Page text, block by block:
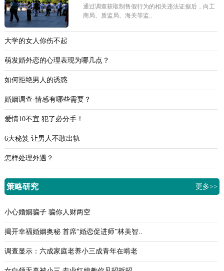
通过调查获取制售假行为的相关违法证据后，向工
商局、质监局、海关等监..
大学的女人你伤不起
萌发婚外恋的心理表现为哪几点？
如何拒绝男人的诱惑
婚姻调查-情感有哪些需要？
爱情10不宜 犯了必分手！
6大秘笈 让男人不敢出轨
怎样处理外遇？
策略研究 更多>>
小心婚姻骗子 骗你人财两空
揭开幸福婚姻奥秘 首席“婚恋促进师”林美智..
调查显示：六成家庭老养小三成青年在啃老